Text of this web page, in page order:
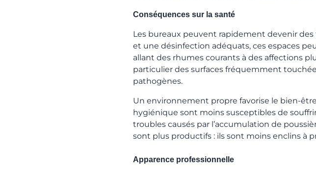
Conséquences sur la santé
Les bureaux peuvent rapidement devenir
et une désinfection adéquats, ces espaces
allant des rhumes courants à des affections
particulier des surfaces fréquemment
pathogènes.
Un environnement propre favorise le bien-
hygiénique sont moins susceptibles de
troubles causés par l’accumulation de
sont plus productifs : ils sont moins enclins à
Apparence professionnelle